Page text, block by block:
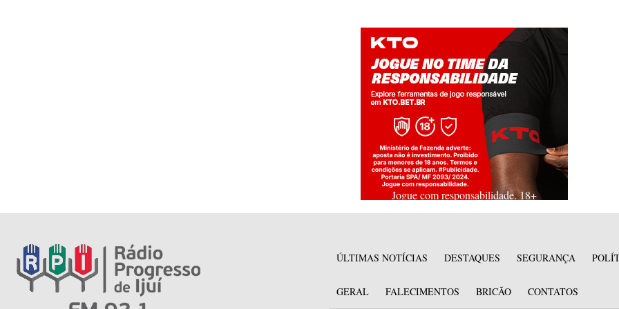
Jogue com responsabilidade. 18+
ÚLTIMAS NOTÍCIAS DESTAQUES SEGURANÇA
GERAL FALECIMENTOS BRICÃO CONTATOS